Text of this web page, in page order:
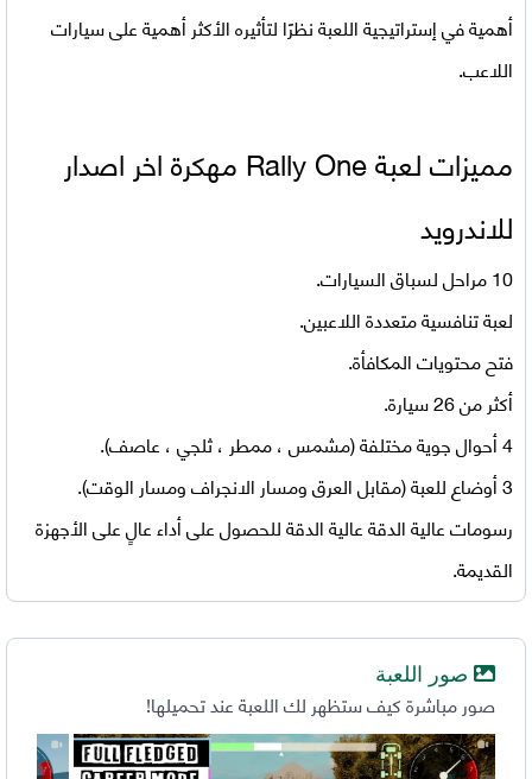
أهمية في إستراتيجية اللعبة نظرًا لتأثيره الأكثر أهمية على سيارات
اللاعب.
مميزات لعبةRally Oneمهكرة اخر اصدار
للاندرويد
10 مراحل لسباق السيارات.
لعبة تنافسية متعددة اللاعبين.
فتح محتويات المكافأة.
أكثر من 26 سيارة.
4 أحوال جوية مختلفة (مشمس ، ممطر ، ثلجي ، عاصف).
3 أوضاع للعبة (مقابل العرق ومسار الانجراف ومسار الوقت).
رسومات عالية الدقة عالية الدقة للحصول على أداء عالٍ على الأجهزة
القديمة.
صور اللعبة
صور مباشرة كيف ستظهر لك اللعبة عند تحميلها!